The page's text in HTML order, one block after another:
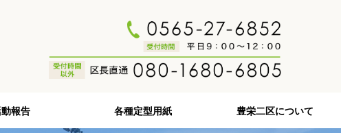
報告 各種定型用紙 豊栄二区について